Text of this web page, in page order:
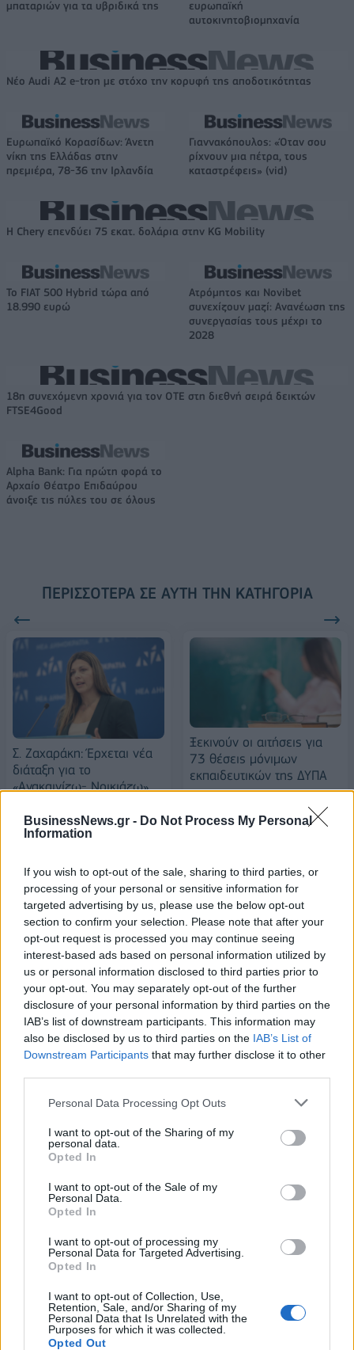
BusinessNews.gr - Do Not Process My Personal
Information
If you wish to opt-out of the sale, sharing to third parties, or
processing of your personal or sensitive information for
targeted advertising by us, please use the below opt-out
section to confirm your selection. Please note that after your
opt-out request is processed you may continue seeing
interest-based ads based on personal information utilized by
us or personal information disclosed to third parties prior to
your opt-out. You may separately opt-out of the further
disclosure of your personal information by third parties on the
IAB’s list of downstream participants. This information may
also be disclosed by us to third parties on the IAB’s List of
Downstream Participants that may further disclose it to other
Personal Data Processing Opt Outs
I want to opt-out of the Sharing of my
personal data.
Opted In
I want to opt-out of the Sale of my
Personal Data.
Opted In
I want to opt-out of processing my
Personal Data for Targeted Advertising.
Opted In
I want to opt-out of Collection, Use,
Retention, Sale, and/or Sharing of my
Personal Data that Is Unrelated with the
Purposes for which it was collected.
Opted Out
μπαταριών για τα υβριδικά της
ευρωπαϊκή
αυτοκινητοβιομηχανία
Νέο Audi A2 e-tron με στόχο την κορυφή της αποδοτικότητας
Ευρωπαϊκό Κορασίδων: Άνετη
νίκη της Ελλάδας στην
πρεμιέρα, 78-36 την Ιρλανδία
Γιαννακόπουλος: «Όταν σου
ρίχνουν μια πέτρα, τους
καταστρέφεις» (vid)
Η Chery επενδύει 75 εκατ. δολάρια στην KG Mobility
Το FIAT 500 Hybrid τώρα από
18.990 ευρώ
Ατρόμητος και Novibet
συνεχίζουν μαζί: Ανανέωση της
συνεργασίας τους μέχρι το
2028
18η συνεχόμενη χρονιά για τον ΟΤΕ στη διεθνή σειρά δεικτών
FTSE4Good
Alpha Bank: Για πρώτη φορά το
Αρχαίο Θέατρο Επιδαύρου
άνοιξε τις πύλες του σε όλους
ΠΕΡΙΣΣΌΤΕΡΑ ΣΕ ΑΥΤΉ ΤΗΝ ΚΑΤΗΓΟΡΊΑ
Σ. Ζαχαράκη: Έρχεται νέα
διάταξη για το
«Ανακαινίζω- Νοικιάζω»
1000 οι αιτήσεις μέχρι
στιγμής
Ξεκινούν οι αιτήσεις για
73 θέσεις μόνιμων
εκπαιδευτικών της ΔΥΠΑ
ΥΠΑΑΤ: Επιπλέον 12,5 εκατ. ευρώ στις Περιφέρειες
για την ενίσχυση της βιοασφάλειας
07/08/2026 - 17:02 ΟΙΚΟΝΟΜΙΑ
Deloitte Ελλάδος: Χρηματοοικονομικός σύμβουλος
ενέργειας
07/08/2026 - 16:38
Στρατηγική επένδυση του EFA GROUP στη Fractal
για την ανάπτυξη προηγμένων αμυντικών
τεχνολογιών